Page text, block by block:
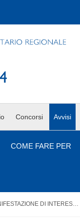
Concorsi Avvisi
COME FARE PER
AVVISO DI MANIFESTAZIONE DI INTERESSE, PER SOLI TITOLI, CON DISPONIBILITA’ IMMEDIATA, PER IL CONFERIMENTO DI INCARICHI A TEMPO DETERMINATO DI DIRIGENTE MEDICO - AREA DI SANITA' PUBBLICA - DISCIPLINA ORGANIZZAZIONE DEI SERVIZI SANITARI DI BASE